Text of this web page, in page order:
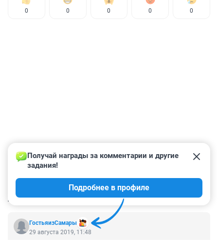
0 0 0 0 0
КОММЕНТАРИИ 2
ГостьяизСамары
Получай награды за комментарии и другие
задания!
Подробнее в профиле
29 августа 2019, 11:48